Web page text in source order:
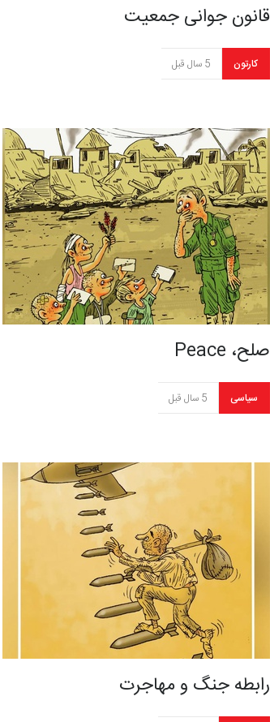
قانون جوانی جمعیت
کارتون 5 سال قبل
صلح، Peace
سیاسی 5 سال قبل
رابطه جنگ و مهاجرت